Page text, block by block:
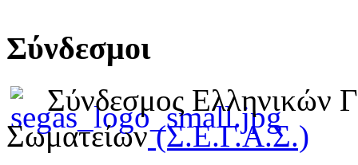
Σύνδεσμοι
Σύνδεσμος Ελληνικών
Σωματείων (Σ.Ε.Γ.Α.Σ.)